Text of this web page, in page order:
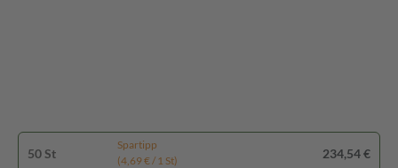
50 St
Spartipp
(4,69 € / 1 St)
234,54 €